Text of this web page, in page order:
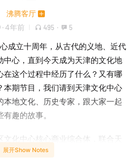
沸腾客厅
· 4年前 495 · 5
成立十周年，从古代的义地、近代
中心，直到今天成为天津的文化地
在这个过程中经历了什么？又有哪
本期节目，我们请到天津文化中心
本地文化、历史专家，跟大家一起
趣的故事。
文化中心核心商业综合体，联合天
，天津美术馆，天津大剧院，共同
展开Show Notes